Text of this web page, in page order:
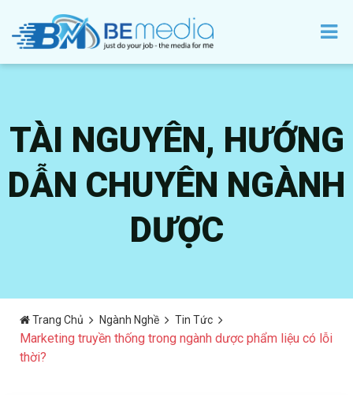
TÀI NGUYÊN, HƯỚNG
DẪN CHUYÊN NGÀNH
DƯỢC
Trang Chủ Ngành Nghề Tin Tức
Marketing truyền thống trong ngành dược phẩm liệu có lỗi
thời?